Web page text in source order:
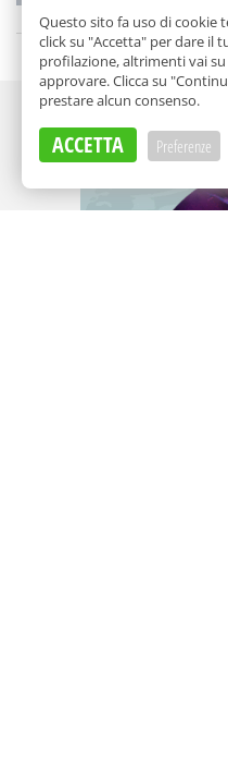
Questo sito fa uso di cookie
click su "Accetta" per dare il
profilazione, altrimenti vai
approvare. Clicca su
prestare alcun consenso.
ACCETTA Preferenze